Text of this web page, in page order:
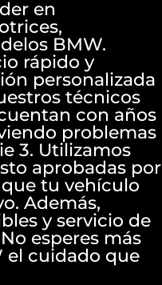
en
BMW.
rápido y
personalizada
técnicos
con años
problemas
3. Utilizamos
aprobadas por
tu vehículo
Además,
y servicio de
esperes más
el cuidado que